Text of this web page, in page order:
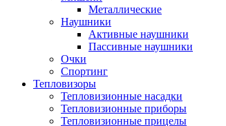
Металлические
Наушники
Активные наушники
Пассивные наушники
Очки
Спортинг
Тепловизоры
Тепловизионные насадки
Тепловизионные приборы
Тепловизионные прицелы